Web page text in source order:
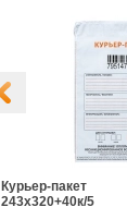
Курьер-пакет
243x320+40к/5